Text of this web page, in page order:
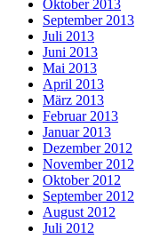
Oktober 2013
September 2013
Juli 2013
Juni 2013
Mai 2013
April 2013
März 2013
Februar 2013
Januar 2013
Dezember 2012
November 2012
Oktober 2012
September 2012
August 2012
Juli 2012